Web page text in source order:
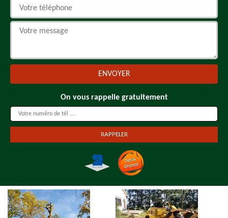
On vous rappelle gratuitement